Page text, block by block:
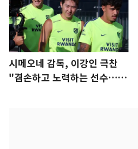
시메오네 감독, 이강인 극찬
"겸손하고 노력하는 선수…좋